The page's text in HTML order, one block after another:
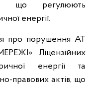
що регулюють
енергії.
про порушення АТ
Ліцензійних
енергії та
правових актів, що